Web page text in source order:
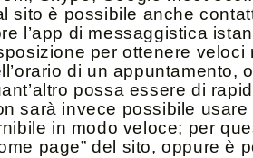
sito è possibile anche
l’app di messaggistica
per ottenere veloci
di un appuntamento,
possa essere di
sarà invece possibile
in modo veloce; per
page” del sito, oppure è